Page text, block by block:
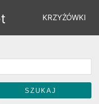
KRZYŻÓWKI
ŁAMIGŁÓWKI